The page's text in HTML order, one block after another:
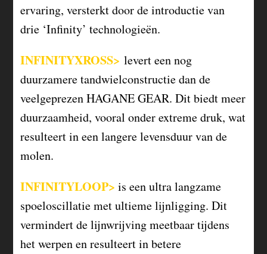
ervaring, versterkt door de introductie van
drie ‘Infinity’ technologieën.
INFINITYXROSS> levert een nog
duurzamere tandwielconstructie dan de
veelgeprezen HAGANE GEAR. Dit biedt meer
duurzaamheid, vooral onder extreme druk, wat
resulteert in een langere levensduur van de
molen.
INFINITYLOOP> is een ultra langzame
spoeloscillatie met ultieme lijnligging. Dit
vermindert de lijnwrijving meetbaar tijdens
het werpen en resulteert in betere